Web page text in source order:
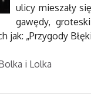
ulicy mieszały
gawędy,
„Przygody
i Lolka